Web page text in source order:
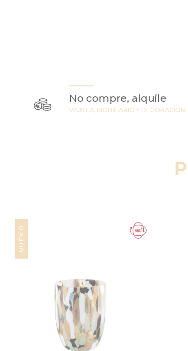
No compre, alquile
VAJILLA, MOBILIARIO Y DECORACIÓN
NUEVO